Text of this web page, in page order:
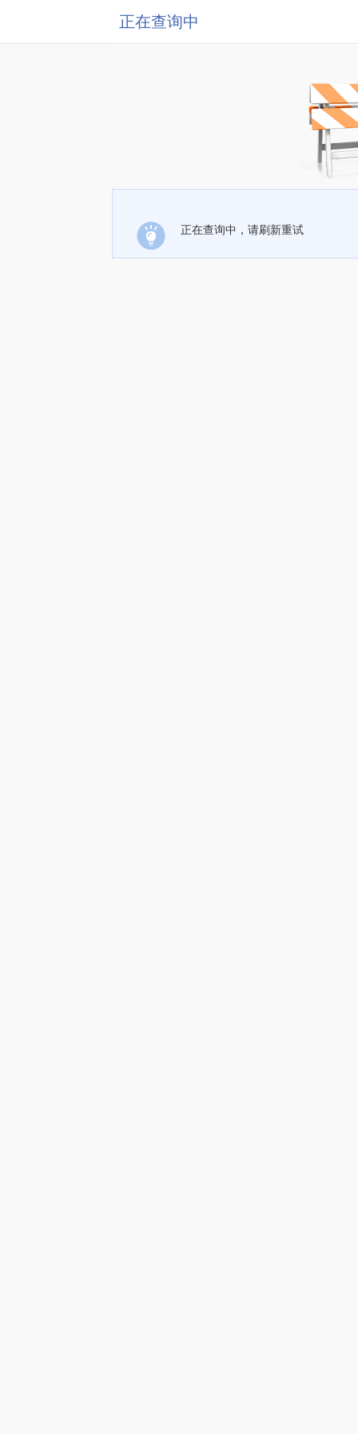
正在查询中
正在查询中，请刷新重试